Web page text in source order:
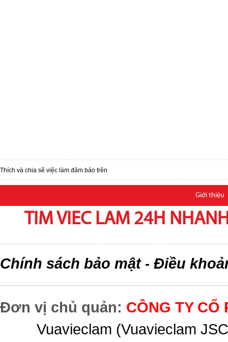
Thích và chia sẽ việc làm đảm bảo trên
Giới thiệu
TIM VIEC LAM 24H
Chính sách bảo mật- Điều
Đơn vị chủ quản: CÔNG TY CỔ
Vuavieclam (Vuavieclam